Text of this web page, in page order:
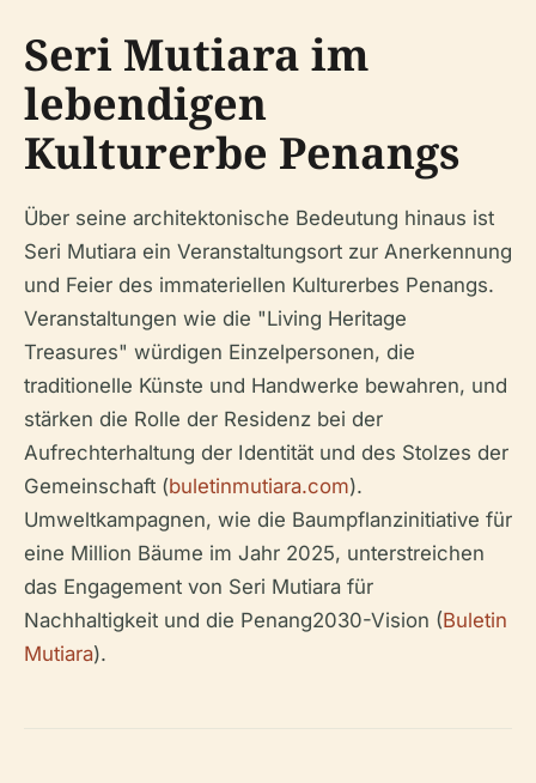
Seri Mutiara im
lebendigen
Kulturerbe Penangs
Über seine architektonische Bedeutung hinaus ist
Seri Mutiara ein Veranstaltungsort zur Anerkennung
und Feier des immateriellen Kulturerbes Penangs.
Veranstaltungen wie die "Living Heritage
Treasures" würdigen Einzelpersonen, die
traditionelle Künste und Handwerke bewahren, und
stärken die Rolle der Residenz bei der
Aufrechterhaltung der Identität und des Stolzes der
Gemeinschaft (buletinmutiara.com).
Umweltkampagnen, wie die Baumpflanzinitiative für
eine Million Bäume im Jahr 2025, unterstreichen
das Engagement von Seri Mutiara für
Nachhaltigkeit und die Penang2030-Vision (Buletin
Mutiara).